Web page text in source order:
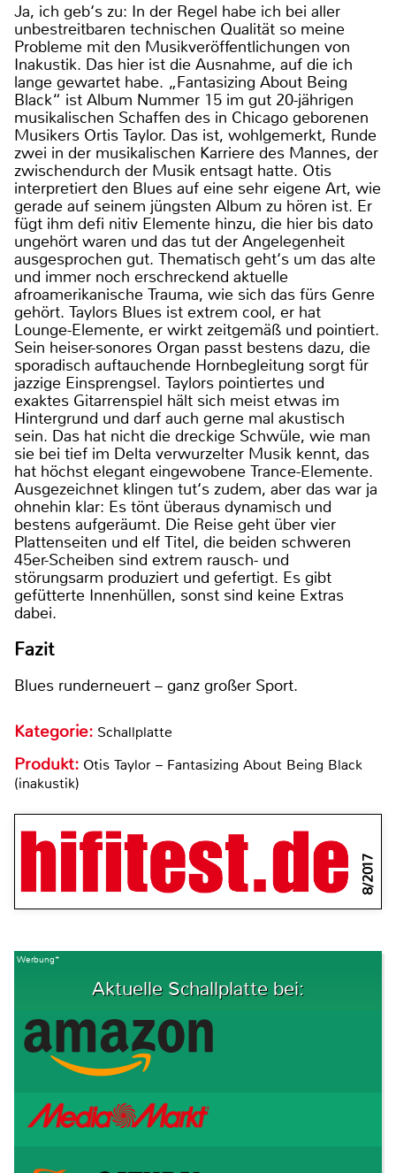
Ja, ich geb‘s zu: In der Regel habe ich bei aller
unbestreitbaren technischen Qualität so meine
Probleme mit den Musikveröffentlichungen von
Inakustik. Das hier ist die Ausnahme, auf die ich
lange gewartet habe. „Fantasizing About Being
Black“ ist Album Nummer 15 im gut 20-jährigen
musikalischen Schaffen des in Chicago geborenen
Musikers Ortis Taylor. Das ist, wohlgemerkt, Runde
zwei in der musikalischen Karriere des Mannes, der
zwischendurch der Musik entsagt hatte. Otis
interpretiert den Blues auf eine sehr eigene Art, wie
gerade auf seinem jüngsten Album zu hören ist. Er
fügt ihm defi nitiv Elemente hinzu, die hier bis dato
ungehört waren und das tut der Angelegenheit
ausgesprochen gut. Thematisch geht‘s um das alte
und immer noch erschreckend aktuelle
afroamerikanische Trauma, wie sich das fürs Genre
gehört. Taylors Blues ist extrem cool, er hat
Lounge-Elemente, er wirkt zeitgemäß und pointiert.
Sein heiser-sonores Organ passt bestens dazu, die
sporadisch auftauchende Hornbegleitung sorgt für
jazzige Einsprengsel. Taylors pointiertes und
exaktes Gitarrenspiel hält sich meist etwas im
Hintergrund und darf auch gerne mal akustisch
sein. Das hat nicht die dreckige Schwüle, wie man
sie bei tief im Delta verwurzelter Musik kennt, das
hat höchst elegant eingewobene Trance-Elemente.
Ausgezeichnet klingen tut‘s zudem, aber das war ja
ohnehin klar: Es tönt überaus dynamisch und
bestens aufgeräumt. Die Reise geht über vier
Plattenseiten und elf Titel, die beiden schweren
45er-Scheiben sind extrem rausch- und
störungsarm produziert und gefertigt. Es gibt
gefütterte Innenhüllen, sonst sind keine Extras
dabei.
Fazit
Blues runderneuert – ganz großer Sport.
Kategorie: Schallplatte
Produkt: Otis Taylor – Fantasizing About Being Black
(inakustik)
8/2017
Werbung*
Aktuelle Schallplatte bei: